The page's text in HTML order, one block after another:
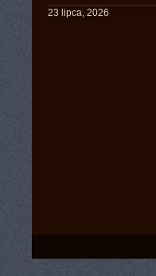
23 lipca, 2026